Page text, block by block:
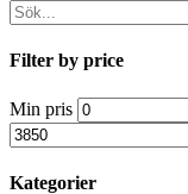
Filter by price
Min pris
Kategorier